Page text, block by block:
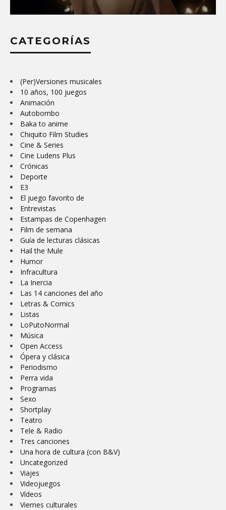
SERIES Y JUEGOS QUE NI DAN SUEÑO
NI LO QUITAN
CATEGORÍAS
(Per)Versiones musicales
10 años, 100 juegos
Animación
Autobombo
Baka to anime
Chiquito Film Studies
Cine & Series
Cine Ludens Plus
Crónicas
Deporte
E3
El juego favorito de
Entrevistas
Estampas de Copenhagen
Film de semana
Guía de lecturas clásicas
Hail the Mule
Humor
Infracultura
La Inercia
Las 14 canciones del año
Letras & Comics
Listas
LoPutoNormal
Música
Open Access
Ópera y clásica
Periodismo
Perra vida
Programas
Sexo
Shortplay
Teatro
Tele & Radio
Tres canciones
Una hora de cultura (con B&V)
Uncategorized
Viajes
Videojuegos
Vídeos
Viernes culturales